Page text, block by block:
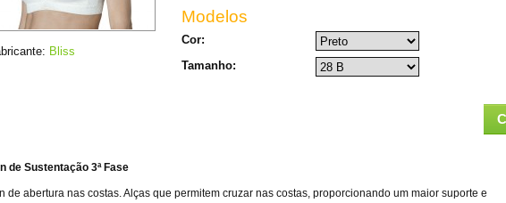
Modelos
Cor:
Tamanho:
Bliss
de Sustentação 3ª Fase
de abertura nas costas. Alças que permitem cruzar nas costas, proporcionando um maior suporte e